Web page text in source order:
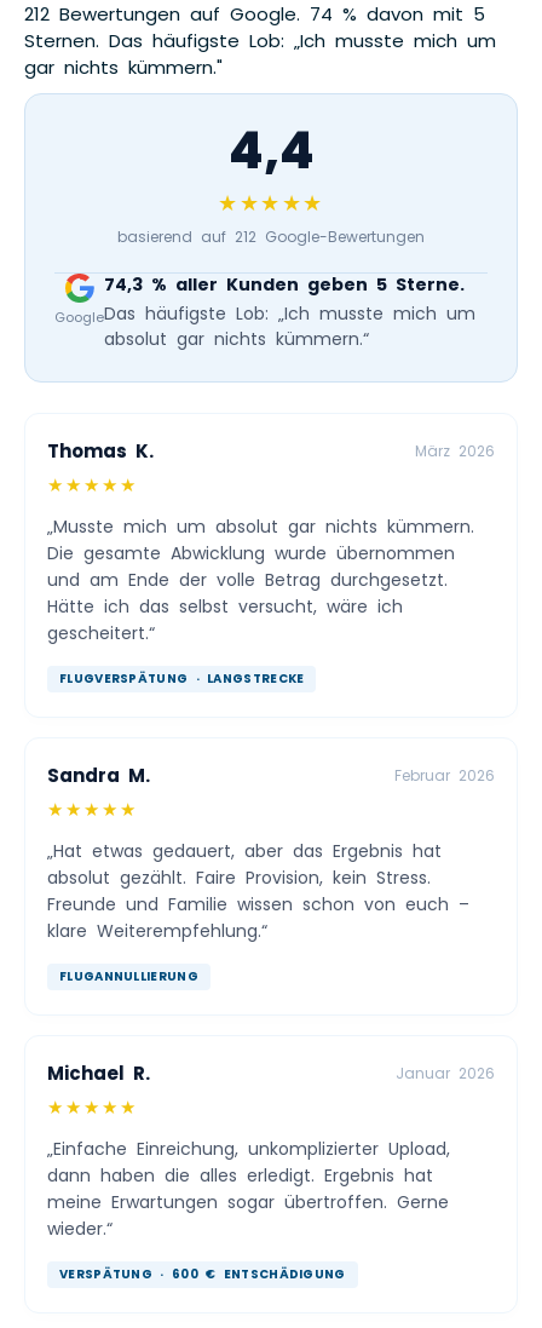
212 Bewertungen auf Google. 74 % davon mit 5
Sternen. Das häufigste Lob: „Ich musste mich um
gar nichts kümmern."
4,4
★★★★★
basierend auf 212 Google-Bewertungen
Google
74,3 % aller Kunden geben 5 Sterne.
Das häufigste Lob: „Ich musste mich um
absolut gar nichts kümmern.“
Thomas K. März 2026
★★★★★
„Musste mich um absolut gar nichts kümmern.
Die gesamte Abwicklung wurde übernommen
und am Ende der volle Betrag durchgesetzt.
Hätte ich das selbst versucht, wäre ich
gescheitert.“
FLUGVERSPÄTUNG · LANGSTRECKE
Sandra M. Februar 2026
★★★★★
„Hat etwas gedauert, aber das Ergebnis hat
absolut gezählt. Faire Provision, kein Stress.
Freunde und Familie wissen schon von euch –
klare Weiterempfehlung.“
FLUGANNULLIERUNG
Michael R. Januar 2026
★★★★★
„Einfache Einreichung, unkomplizierter Upload,
dann haben die alles erledigt. Ergebnis hat
meine Erwartungen sogar übertroffen. Gerne
wieder.“
VERSPÄTUNG · 600 € ENTSCHÄDIGUNG